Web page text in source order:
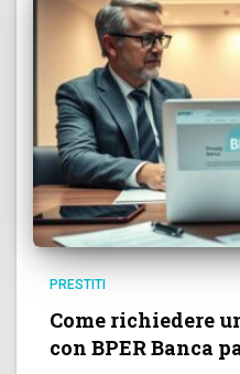
PRESTITI
Come richiedere
con BPER Banca